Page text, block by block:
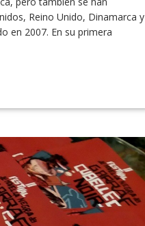
Reino Unido, Dinamarca y
en 2007. En su primera